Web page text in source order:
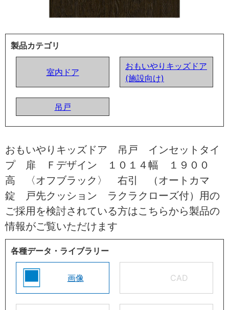
製品カテゴリ
室内ドア
おもいやりキッズドア
(施設向け)
吊戸
おもいやりキッズドア 吊戸 インセットタイ
プ 扉 Ｆデザイン １０１４幅 １９００
高 〈オフブラック〉 右引 （オートカマ
錠 戸先クッション ラクラクローズ付）用の
ご採用を検討されている方はこちらから製品の
情報がご覧いただけます
各種データ・ライブラリー
画像 CAD